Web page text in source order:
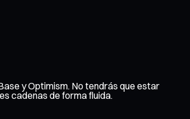
y Optimism. No tendrás que estar
cadenas de forma fluida.